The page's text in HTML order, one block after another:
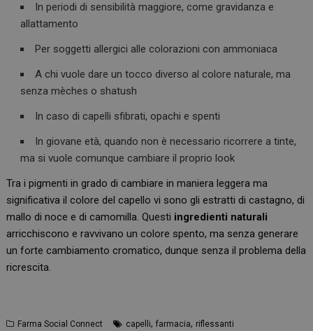
In periodi di sensibilità maggiore, come gravidanza e
allattamento
Per soggetti allergici alle colorazioni con ammoniaca
A chi vuole dare un tocco diverso al colore naturale, ma
senza mèches o shatush
In caso di capelli sfibrati, opachi e spenti
In giovane età, quando non è necessario ricorrere a tinte,
ma si vuole comunque cambiare il proprio look
Tra i pigmenti in grado di cambiare in maniera leggera ma
significativa il colore del capello vi sono gli estratti di castagno, di
mallo di noce e di camomilla. Questi ingredienti naturali
arricchiscono e ravvivano un colore spento, ma senza generare
un forte cambiamento cromatico, dunque senza il problema della
ricrescita.
Farma Social Connect capelli,farmacia, riflessanti